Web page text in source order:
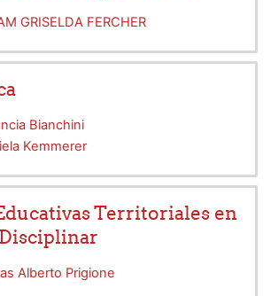
GRISELDA FERCHER
Bianchini
Kemmerer
Territoriales en
Alberto Prigione